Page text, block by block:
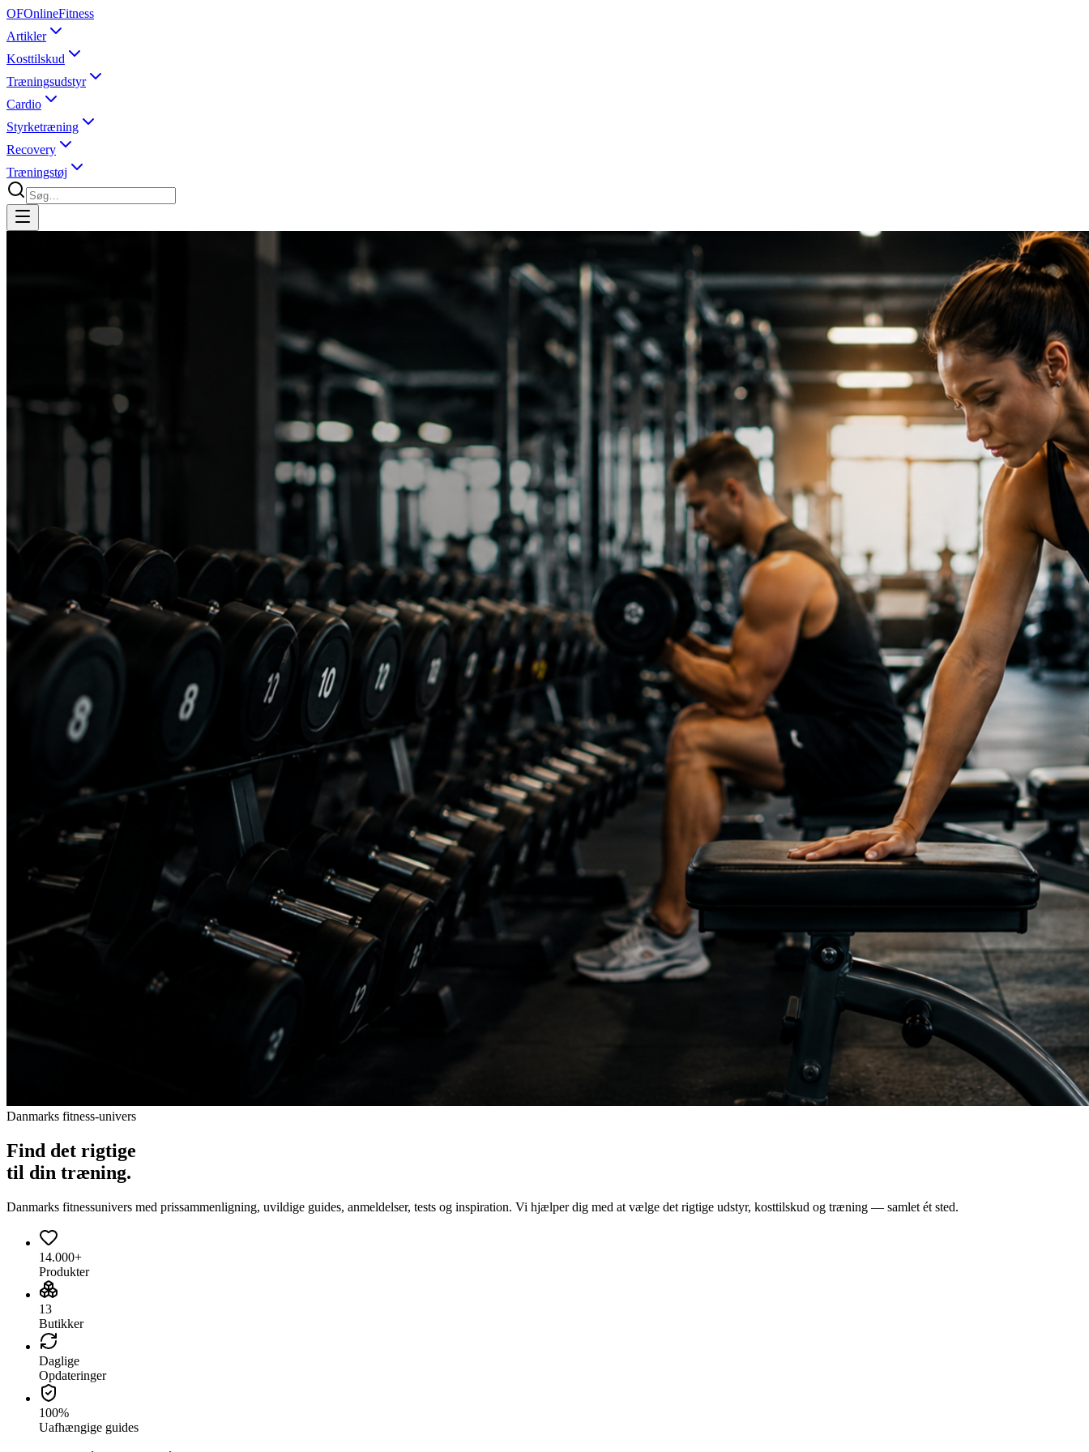
OFOnlineFitness
Artikler
Kosttilskud
Træningsudstyr
Cardio
Styrketræning
Recovery
Træningstøj
Danmarks fitness-univers
Find det rigtige
til din træning.
Danmarks fitnessunivers med prissammenligning, uvildige guides, anmeldelser, tests og inspiration. Vi hjælper dig med at vælge det rigtige udstyr, kosttilskud og træning — samlet ét sted.
14.000+
Produkter
13
Butikker
Daglige
Opdateringer
100%
Uafhængige guides